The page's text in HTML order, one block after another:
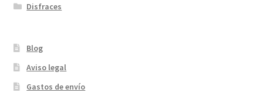
Disfraces
Blog
Aviso legal
Gastos de envío